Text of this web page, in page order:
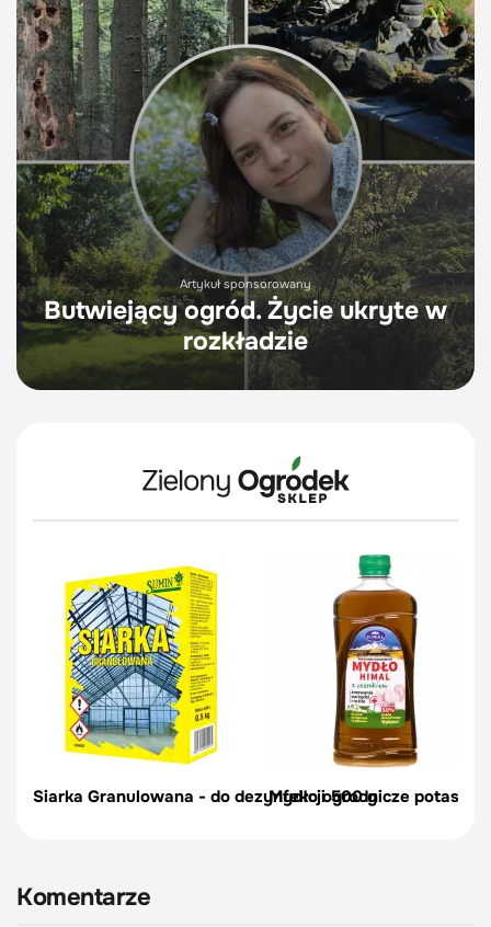
Artykuł sponsorowany
Butwiejący ogród. Życie ukryte w
rozkładzie
Siarka Granulowana - do dezynfekcji 500 g
Mydło ogrodnicze
Komentarze